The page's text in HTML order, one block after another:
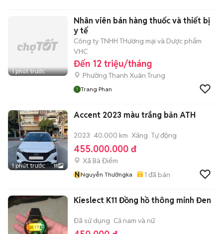
1 phút trước
Nhân viên bán hàng thuốc và thiết bị
y tế
Công ty TNHH THương mại và Dược phẩm
VHC
Đến 12 triệu/tháng
Phường Thanh Xuân Trung
Trang Phan
1 phút trước 11
Accent 2023 màu trắng bản ATH
2023 40.000 km Xăng Tự động
455.000.000 đ
Xã Bà Điểm
NNguyễn Thưởngka 1 đã bán
Kieslect K11 Đồng hồ thông minh Đen
Đã sử dụng Cả nam và nữ